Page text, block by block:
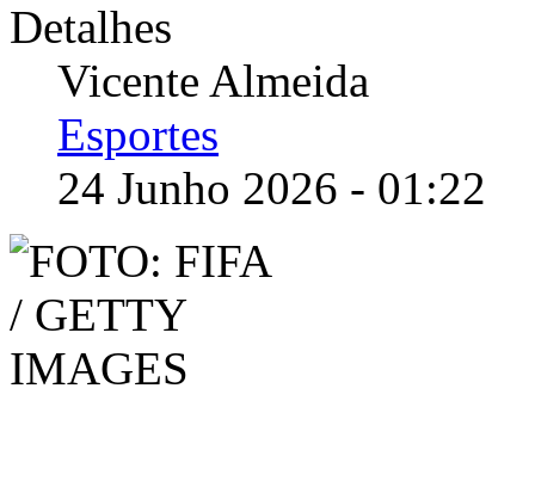
Detalhes
Vicente Almeida
Esportes
24 Junho 2026 - 01:22